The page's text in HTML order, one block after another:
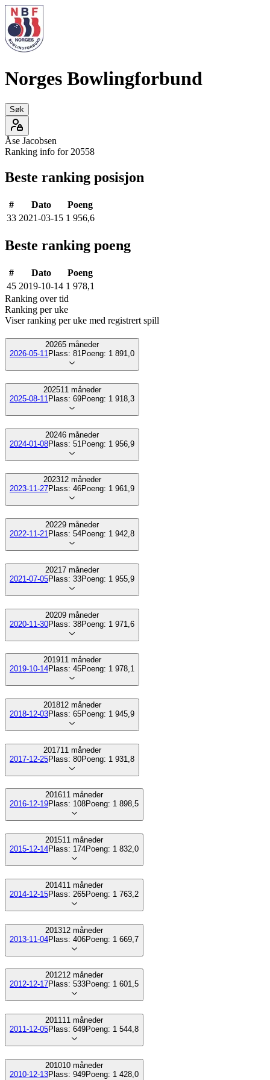
Norges Bowlingforbund
Søk
Åse Jacobsen
Ranking info for 20558
Beste ranking posisjon
# Dato
Poeng
33 2021-03-15 1 956,6
Beste ranking poeng
# Dato
Poeng
45 2019-10-14 1 978,1
Ranking over tid
Ranking per uke
Viser ranking per uke med registrert spill
20265 måneder
2026-05-11Plass: 81Poeng: 1 891,0
202511 måneder
2025-08-11 Plass: 69Poeng: 1 918,3
20246 måneder
2024-01-08Plass: 51 Poeng: 1 956,9
202312måneder
2023-11-27Plass: 46Poeng: 1 961,9
20229 måneder
2022-11-21Plass: 54Poeng: 1 942,8
2021 7 måneder
2021-07-05Plass: 33Poeng: 1 955,9
20209 måneder
2020-11-30Plass: 38Poeng: 1 971,6
201911måneder
2019-10-14Plass: 45Poeng: 1 978,1
201812måneder
2018-12-03Plass: 65Poeng: 1 945,9
201711 måneder
2017-12-25Plass: 80Poeng: 1 931,8
201611 måneder
2016-12-19Plass: 108Poeng: 1 898,5
201511 måneder
2015-12-14Plass: 174Poeng: 1 832,0
201411 måneder
2014-12-15Plass: 265Poeng: 1 763,2
201312 måneder
2013-11-04Plass: 406Poeng: 1 669,7
201212 måneder
2012-12-17Plass: 533Poeng: 1 601,5
201111 måneder
2011-12-05Plass: 649Poeng: 1 544,8
201010 måneder
2010-12-13Plass: 949Poeng: 1 428,0